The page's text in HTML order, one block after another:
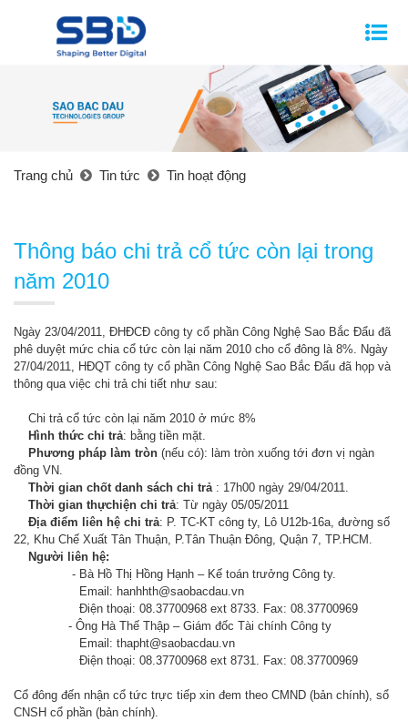
Trang chủ Tin tức Tin hoạt động
Thông báo chi trả cổ tức còn lại trong
năm 2010
Ngày 23/04/2011, ĐHĐCĐ công ty cổ phần Công Nghệ Sao Bắc Đẩu đã
phê duyệt mức chia cổ tức còn lại năm 2010 cho cổ đông là 8%. Ngày
27/04/2011, HĐQT công ty cổ phần Công Nghệ Sao Bắc Đẩu đã họp và
thông qua việc chi trả chi tiết như sau:
Chi trả cổ tức còn lại năm 2010 ở mức 8%
Hình thức chi trả: bằng tiền mặt.
Phương pháp làm tròn (nếu có): làm tròn xuống tới đơn vị ngàn
đồng VN.
Thời gian chốt danh sách chi trả: 17h00 ngày 29/04/2011.
Thời gian thựchiện chi trả: Từ ngày 05/05/2011
Địa điểm liên hệ chi trả: P. TC-KT công ty, Lô U12b-16a, đường số
22, Khu Chế Xuất Tân Thuận, P.Tân Thuận Đông, Quận 7, TP.HCM.
Người liên hệ:
- Bà Hồ Thị Hồng Hạnh – Kế toán trưởng Công ty.
Email: hanhhth@saobacdau.vn
Điện thoại: 08.37700968 ext 8733. Fax: 08.37700969
- Ông Hà Thế Thập – Giám đốc Tài chính Công ty
Email: thapht@saobacdau.vn
Điện thoại: 08.37700968 ext 8731. Fax: 08.37700969
Cổ đông đến nhận cổ tức trực tiếp xin đem theo CMND (bản chính), sổ
CNSH cổ phần (bản chính).